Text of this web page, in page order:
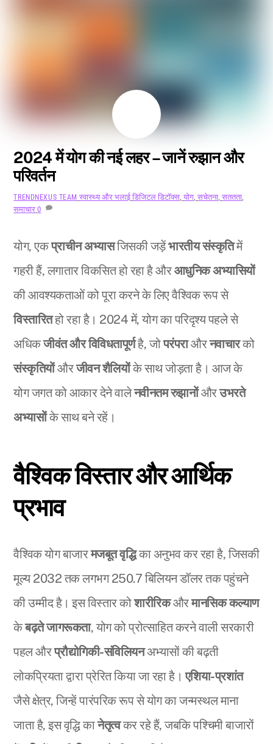
2024 में योग की नई लहर – जानें रुझान और
परिवर्तन
TRENDNEXUS TEAM स्वास्थ्य और भलाई डिजिटल डिटॉक्स ,योग ,सचेतना ,सततता
समाचार 0
योग, एकप्राचीन अभ्यासजिसकी जड़ेंभारतीय संस्कृतिमें
गहरी हैं, लगातार विकसित हो रहा है औरआधुनिक अभ्यासियों
की आवश्यकताओं को पूरा करने के लिए वैश्विक रूप से
विस्तारितहो रहा है। 2024 में, योग का परिदृश्य पहले से
अधिकजीवंत और विविधतापूर्णहै, जोपरंपराऔरनवाचारको
संस्कृतियोंऔरजीवन शैलियोंके साथ जोड़ता है। आज के
योग जगत को आकार देने वालेनवीनतम रुझानोंऔरउभरते
अभ्यासोंके साथ बने रहें।
वैश्विक विस्तार और आर्थिक
प्रभाव
वैश्विक योग बाजारमजबूत वृद्धिका अनुभव कर रहा है, जिसकी
मूल्य 2032 तक लगभग 250.7 बिलियन डॉलर तक पहुंचने
की उम्मीद है। इस विस्तार कोशारीरिकऔरमानसिक कल्याण
केबढ़ते जागरूकता, योग को प्रोत्साहित करने वाली सरकारी
पहल औरप्रौद्योगिकी-संविलियनअभ्यासों की बढ़ती
लोकप्रियता द्वारा प्रेरित किया जा रहा है।एशिया-प्रशांत
जैसे क्षेत्र, जिन्हें पारंपरिक रूप से योग का जन्मस्थल माना
जाता है, इस वृद्धि कानेतृत्वकर रहे हैं, जबकि पश्चिमी बाजारों